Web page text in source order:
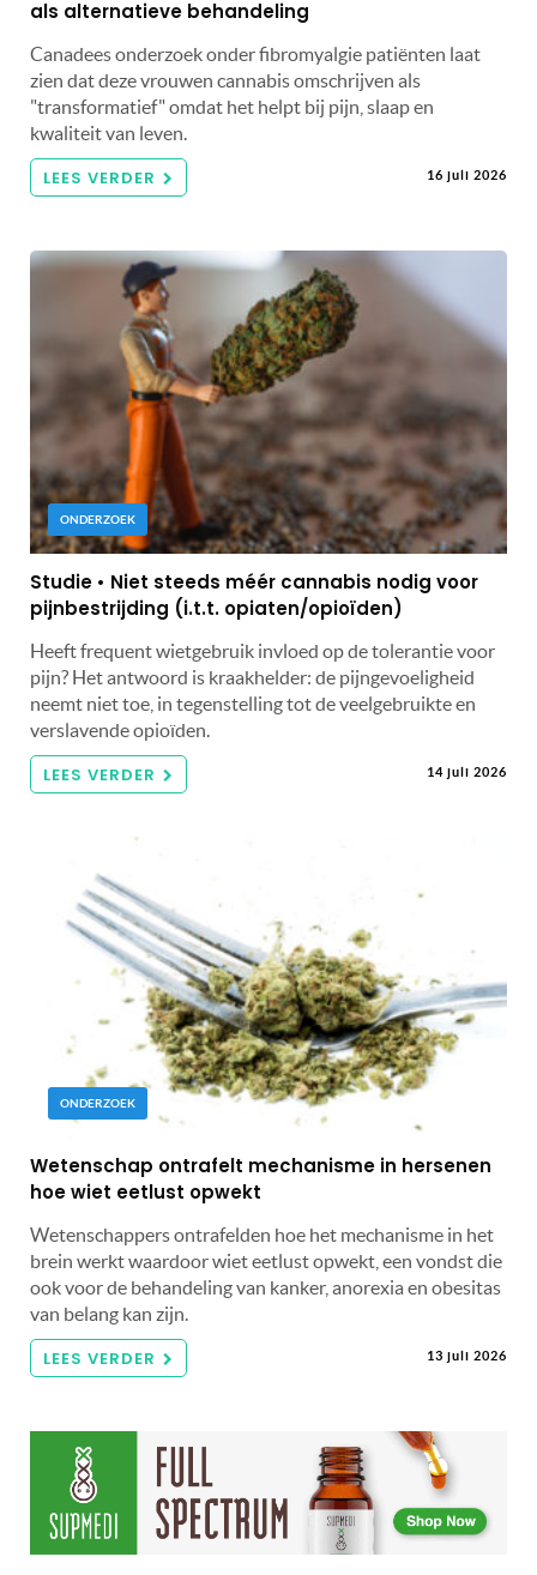
als alternatieve behandeling
Canadees onderzoek onder fibromyalgie patiënten laat
zien dat deze vrouwen cannabis omschrijven als
"transformatief" omdat het helpt bij pijn, slaap en
kwaliteit van leven.
LEES VERDER 16 juli 2026
ONDERZOEK
Studie • Niet steeds méér cannabis nodig voor
pijnbestrijding (i.t.t. opiaten/opioïden)
Heeft frequent wietgebruik invloed op de tolerantie voor
pijn? Het antwoord is kraakhelder: de pijngevoeligheid
neemt niet toe, in tegenstelling tot de veelgebruikte en
verslavende opioïden.
LEES VERDER 14 juli 2026
ONDERZOEK
Wetenschap ontrafelt mechanisme in hersenen
hoe wiet eetlust opwekt
Wetenschappers ontrafelden hoe het mechanisme in het
brein werkt waardoor wiet eetlust opwekt, een vondst die
ook voor de behandeling van kanker, anorexia en obesitas
van belang kan zijn.
LEES VERDER 13 juli 2026